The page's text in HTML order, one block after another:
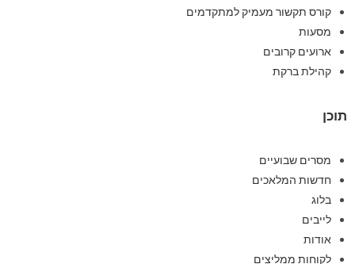
קורס תקשור מעמיק למתקדמים
מסעות
ארועים קרובים
קהילת ברקת
תוכן
מסרים שבועיים
חדשות המלאכים
בלוג
לייבים
אודות
לקוחות ממליצים